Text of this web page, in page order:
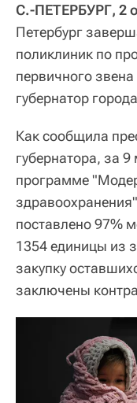
С.-ПЕТЕРБУРГ, 2
Петербург
поликлиник по
первичного
губернатор
Как сообщила
губернатора, за
программе
поставлено 97%
1354 единицы из
закупку
заключены